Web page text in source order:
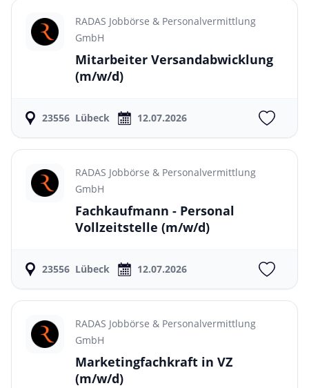
RADAS Jobbörse & Personalvermittlung
GmbH
Mitarbeiter Versandabwicklung
(m/w/d)
23556 Lübeck 12.07.2026
RADAS Jobbörse & Personalvermittlung
GmbH
Fachkaufmann - Personal
Vollzeitstelle (m/w/d)
23556 Lübeck 12.07.2026
RADAS Jobbörse & Personalvermittlung
GmbH
Marketingfachkraft in VZ
(m/w/d)